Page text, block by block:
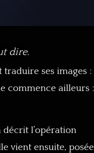
dire.
traduire ses images :
commence ailleurs :
l’opération
vient ensuite, posée